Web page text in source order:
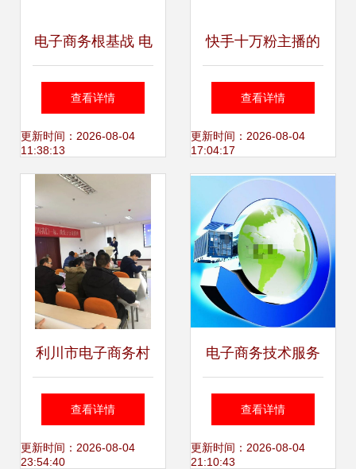
电子商务根基战 电
商技术服务的覆盖
与深化
查看详情
更新时间：2026-08-04
11:38:13
快手十万粉主播的
真实收入 依赖方
向、变现模式与技
术加成
查看详情
更新时间：2026-08-04
17:04:17
利川市电子商务村
级服务站点业务培
训大会圆满落幕，
查看详情
更新时间：2026-08-04
23:54:40
电子商务技术服务
的核心价值与发展
趋势
查看详情
更新时间：2026-08-04
21:10:43